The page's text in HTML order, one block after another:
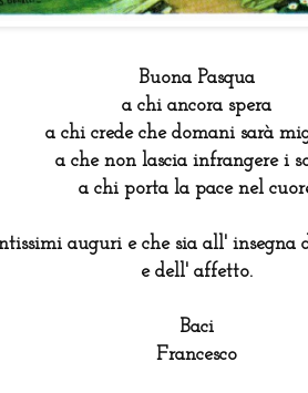
Buona Pasqua
a chi ancora spera
a chi crede che domani sarà
a che non lascia infrangere i
a chi porta la pace nel
auguri e che sia all' insegna
e dell' affetto.
Baci
Francesco